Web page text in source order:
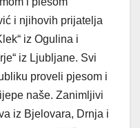
i njihovih prijatelja
iz Ogulina i
iz Ljubljane. Svi
proveli pjesom i
naše. Zanimljivi
iz Bjelovara, Drnja i